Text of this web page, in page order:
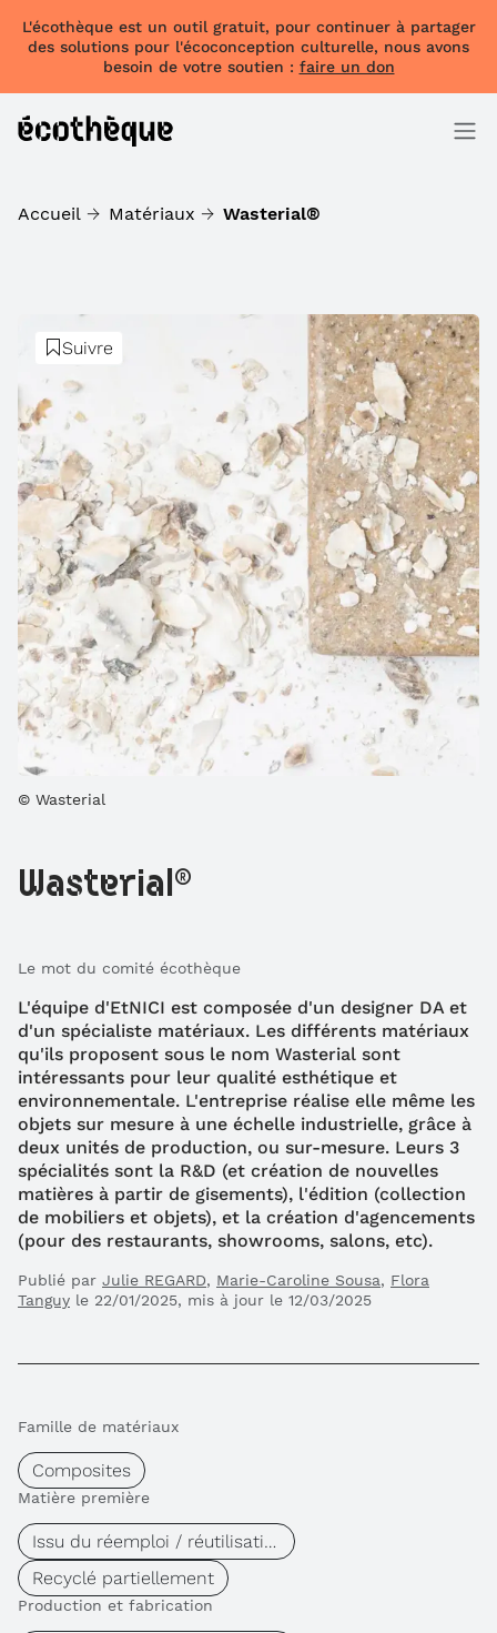
L'écothèque est un outil gratuit, pour continuer à partager
des solutions pour l'écoconception culturelle, nous avons
besoin de votre soutien : faire un don
Accueil Matériaux Wasterial®
Suivre
Wasterial
Wasterial®
Le mot du comité écothèque
L'équipe d'EtNICI est composée d'un designer DA et
d'un spécialiste matériaux. Les différents matériaux
qu'ils proposent sous le nom Wasterial sont
intéressants pour leur qualité esthétique et
environnementale. L'entreprise réalise elle même les
objets sur mesure à une échelle industrielle, grâce à
deux unités de production, ou sur-mesure. Leurs 3
spécialités sont la R&D (et création de nouvelles
matières à partir de gisements), l'édition (collection
de mobiliers et objets), et la création d'agencements
(pour des restaurants, showrooms, salons, etc).
Publié par Julie REGARD, Marie-Caroline Sousa, Flora
Tanguy le 22/01/2025, mis à jour le 12/03/2025
Famille de matériaux
Composites
Matière première
Issu du réemploi / réutilisation
Recyclé partiellement
Production et fabrication